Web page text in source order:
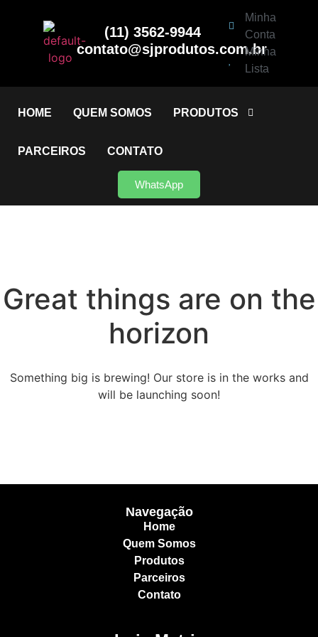
(11) 3562-9944
contato@sjprodutos.com.br
Minha
Conta
Minha
Lista
HOME QUEM SOMOS PRODUTOS
PARCEIROS CONTATO
WhatsApp
Great things are on the
horizon
Something big is brewing! Our store is in the works and
will be launching soon!
Navegação
Home
Quem Somos
Produtos
Parceiros
Contato